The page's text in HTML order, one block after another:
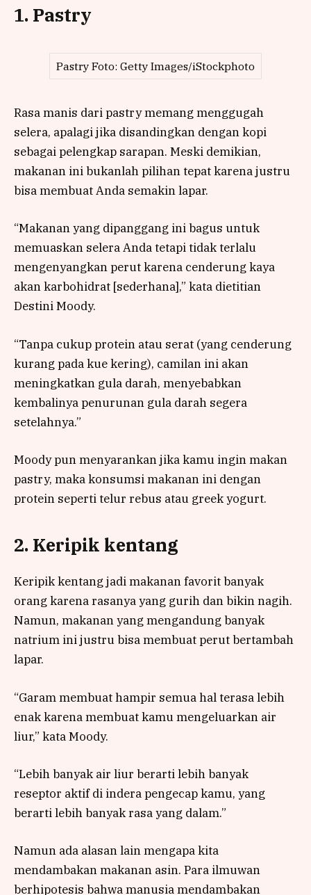
1. Pastry
Pastry Foto: Getty Images/iStockphoto
Rasa manis dari pastry memang menggugah
selera, apalagi jika disandingkan dengan kopi
sebagai pelengkap sarapan. Meski demikian,
makanan ini bukanlah pilihan tepat karena justru
bisa membuat Anda semakin lapar.
“Makanan yang dipanggang ini bagus untuk
memuaskan selera Anda tetapi tidak terlalu
mengenyangkan perut karena cenderung kaya
akan karbohidrat [sederhana],” kata dietitian
Destini Moody.
“Tanpa cukup protein atau serat (yang cenderung
kurang pada kue kering), camilan ini akan
meningkatkan gula darah, menyebabkan
kembalinya penurunan gula darah segera
setelahnya.”
Moody pun menyarankan jika kamu ingin makan
pastry, maka konsumsi makanan ini dengan
protein seperti telur rebus atau greek yogurt.
2. Keripik kentang
Keripik kentang jadi makanan favorit banyak
orang karena rasanya yang gurih dan bikin nagih.
Namun, makanan yang mengandung banyak
natrium ini justru bisa membuat perut bertambah
lapar.
“Garam membuat hampir semua hal terasa lebih
enak karena membuat kamu mengeluarkan air
liur,” kata Moody.
“Lebih banyak air liur berarti lebih banyak
reseptor aktif di indera pengecap kamu, yang
berarti lebih banyak rasa yang dalam.”
Namun ada alasan lain mengapa kita
mendambakan makanan asin. Para ilmuwan
berhipotesis bahwa manusia mendambakan